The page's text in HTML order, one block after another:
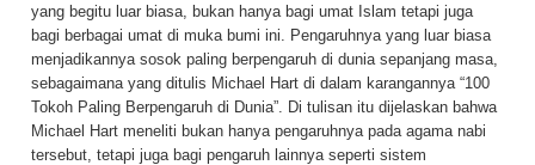
yang begitu luar biasa, bukan hanya bagi umat Islam tetapi juga
bagi berbagai umat di muka bumi ini. Pengaruhnya yang luar biasa
menjadikannya sosok paling berpengaruh di dunia sepanjang masa,
sebagaimana yang ditulis Michael Hart di dalam karangannya “100
Tokoh Paling Berpengaruh di Dunia”. Di tulisan itu dijelaskan bahwa
Michael Hart meneliti bukan hanya pengaruhnya pada agama nabi
tersebut, tetapi juga bagi pengaruh lainnya seperti sistem